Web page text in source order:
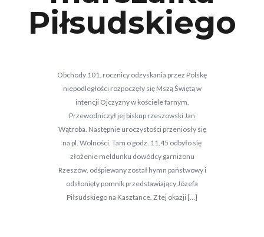
Piłsudskiego
Obchody 101. rocznicy odzyskania przez Polskę
niepodległości rozpoczęły się Mszą Świętą w
intencji Ojczyzny w kościele farnym.
Przewodniczył jej biskup rzeszowski Jan
Wątroba. Następnie uroczystości przeniosły się
na pl. Wolności. Tam o godz. 11.45 odbyło się
złożenie meldunku dowódcy garnizonu
Rzeszów, odśpiewany został hymn państwowy i
odsłonięty pomnik przedstawiający Józefa
Piłsudskiego na Kasztance. Z tej okazji […]